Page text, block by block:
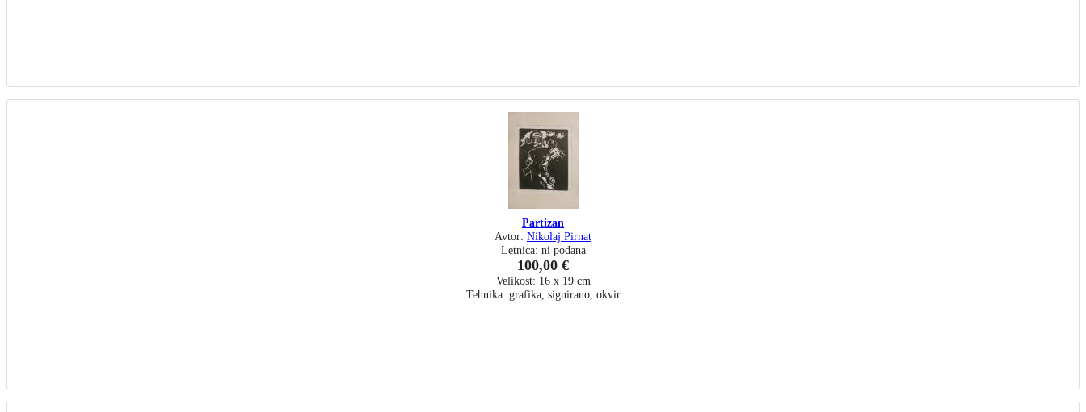
Partizan
Avtor: Nikolaj Pirnat
Letnica: ni podana
100,00 €
Velikost: 16 x 19 cm
Tehnika: grafika, signirano, okvir